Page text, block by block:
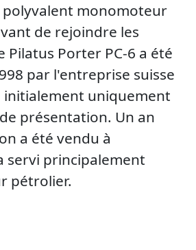
polyvalent monomoteur
de rejoindre les
Pilatus Porter PC-6 a été
par l'entreprise suisse
initialement uniquement
présentation. Un an
a été vendu à
servi principalement
pétrolier.